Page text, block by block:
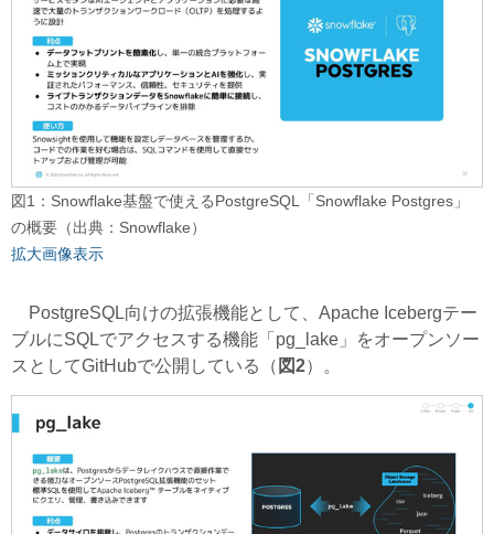
図1：Snowflake基盤で使えるPostgreSQL「Snowflake Postgres」
の概要（出典：Snowflake）
拡大画像表示
PostgreSQL向けの拡張機能として、Apache Icebergテー
ブルにSQLでアクセスする機能「pg_lake」をオープンソー
スとしてGitHubで公開している（ 図2）。